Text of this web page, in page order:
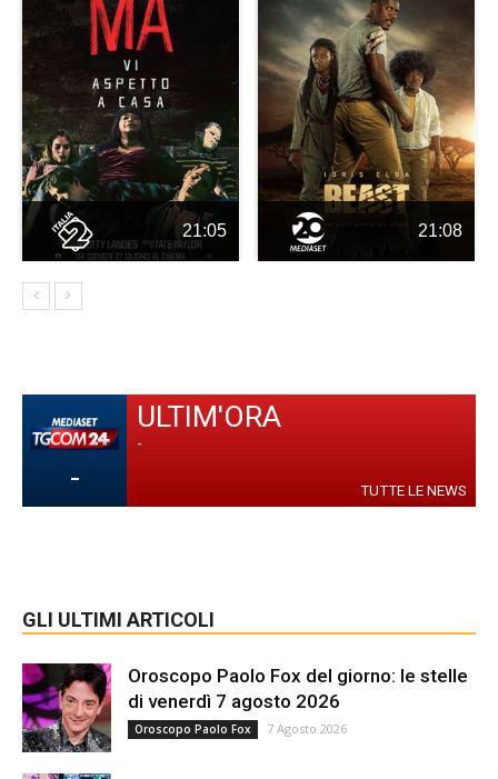
21:05 21:08
-
ULTIM'ORA
-
TUTTE LE NEWS
GLI ULTIMI ARTICOLI
Oroscopo Paolo Fox del giorno: le stelle
di venerdì 7 agosto 2026
Oroscopo Paolo Fox 7 Agosto 2026